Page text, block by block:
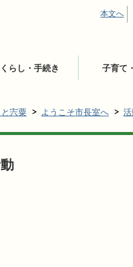
本文へ
くらし・手続き 子育て
宍粟 ようこそ市長室へ